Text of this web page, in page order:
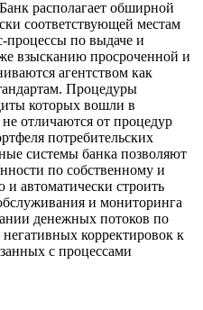
располагает обширной
соответствующей местам
процессы по выдаче и
взысканию просроченной и
агентством как
Процедуры
которых вошли в
отличаются от процедур
потребительских
системы банка позволяют
по собственному и
автоматически строить
и мониторинга
денежных потоков по
корректировок к
с процессами